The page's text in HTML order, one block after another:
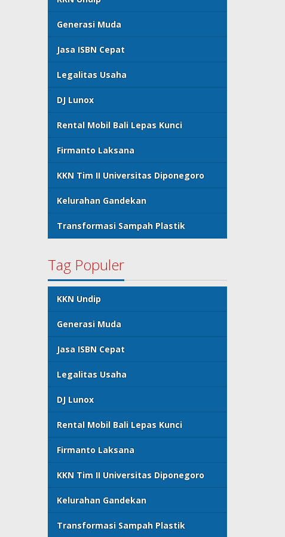
Generasi Muda
Jasa ISBN Cepat
Legalitas Usaha
DJ Lunox
Rental Mobil Bali Lepas Kunci
Firmanto Laksana
KKN Tim II Universitas Diponegoro
Kelurahan Gandekan
Transformasi Sampah Plastik
Tag Populer
KKN Undip
Generasi Muda
Jasa ISBN Cepat
Legalitas Usaha
DJ Lunox
Rental Mobil Bali Lepas Kunci
Firmanto Laksana
KKN Tim II Universitas Diponegoro
Kelurahan Gandekan
Transformasi Sampah Plastik